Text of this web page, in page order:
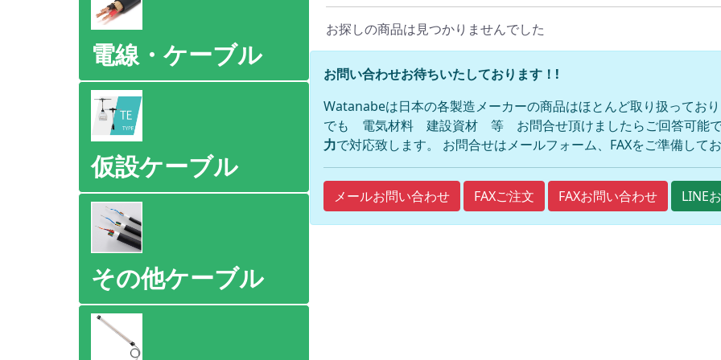
電線・ケーブル
仮設ケーブル
その他ケーブル
お探しの商品は見つかりませんでした
お問い合わせお待ちいたしております！!
Watanabeは日本の各製造メーカーの商品はほとんど取り扱ってお
でも 電気材料 建設資材 等 お問合せ頂けましたらご回答可能で
力で対応致します。 お問合せはメールフォーム、FAXをご準備して
メールお問い合わせ FAXご注文 FAXお問い合わせ LINE